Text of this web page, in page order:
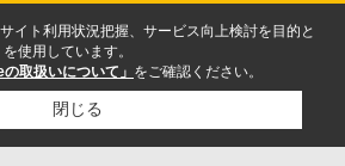
イト利用状況把握、サービス向上検討を目的と
使用しています。
の取扱いについて」 をご確認ください。
閉じる